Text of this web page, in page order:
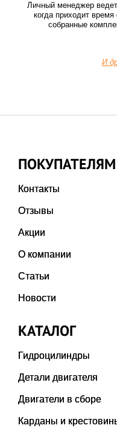
Личный менеджер
когда приходит
собранные
И
ПОКУПАТЕЛЯМ
Контакты
Отзывы
Акции
О компании
Статьи
Новости
КАТАЛОГ
Гидроцилиндры
Детали двигателя
Двигатели в сборе
Карданы и